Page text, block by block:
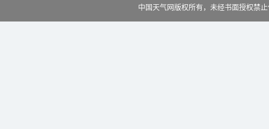
中国天气网版权所有，未经书面授权